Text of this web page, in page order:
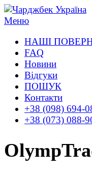
Перейти
к
Меню
НАШІ
FAQ
Новини
Відгуки
ПОШУК
Контакти
+38 (098) 694-
+38 (073) 088-